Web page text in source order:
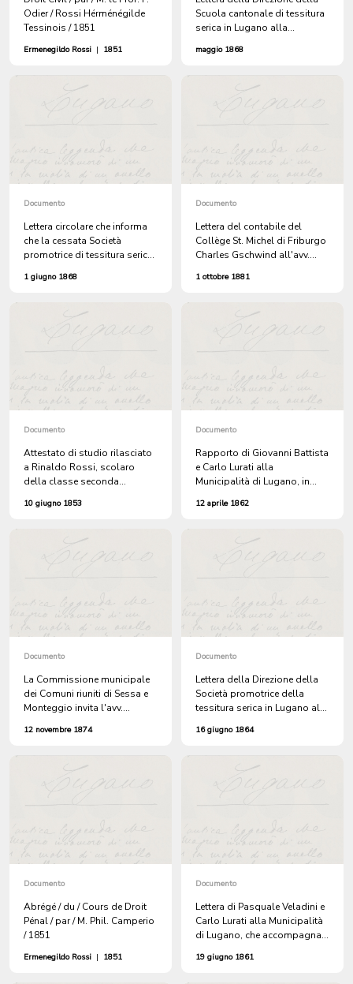
Odier / Rossi Hérménégilde
Tessinois / 1851
Ermenegildo Rossi | 1851
Scuola cantonale di tessitura
serica in Lugano alla
accompagna il resoconto
maggio 1868 e comunica che
il giorno 24 avrà luogo la
liquidazione e scioglimento
definitivo della Società
promotrice
maggio 1868
Documento
Lettera circolare che informa
che la cessata Società
promotrice di tessitura serica
Giovanni Battista Ferrazzini e
ragione Tessitura serica in
1 giugno 1868
Documento
Lettera del contabile del
Collège St. Michel di Friburgo
Charles Gschwind all'avv.
1 ottobre 1881
Documento
Attestato di studio rilasciato
a Rinaldo Rossi, scolaro
della classe seconda
di Lugano
10 giugno 1853
Documento
Rapporto di Giovanni Battista
e Carlo Lurati alla
Municipalità di Lugano, in
adatto per la scuola di
12 aprile 1862
Documento
La Commissione municipale
dei Comuni riuniti di Sessa e
Monteggio invita l'avv.
presenziare all'inaugurazione
maschile di Sessa
12 novembre 1874
Documento
Lettera della Direzione della
Società promotrice della
tessitura serica in Lugano alla
accompagna 12 esemplari
assemblea generale
16 giugno 1864
Documento
Abrégé / du / Cours de Droit
Pénal / par / M. Phil. Camperio
/ 1851
Ermenegildo Rossi | 1851
Documento
Lettera di Pasquale Veladini e
Carlo Lurati alla Municipalità
di Lugano, che accompagna
hanno sottoscritto azioni per
19 giugno 1861